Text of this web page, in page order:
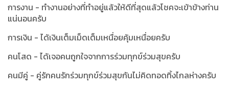
การงาน - ทำงานอย่างที่ทำอยู่แล้วให้ดีที่สุดแล้วโชคจะเข้าข้างท่าน
แน่นอนครับ
การเงิน - ได้เงินเต็มเม็ดเต็มเหนื่อยคุ้มเหนื่อยครับ
คนโสด - ได้เจอคนถูกใจจากการร่วมทุกข์ร่วมสุขครับ
คนมีคู่ - คู่รักคนรักร่วมทุกข์ร่วมสุขกันไม่คิดทอดทิ้งไกลห่างครับ